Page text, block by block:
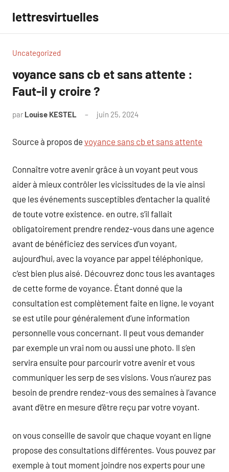
contenu
lettresvirtuelles
Uncategorized
voyance sans cb et sans attente :
Faut-il y croire ?
par Louise KESTEL juin 25, 2024
Source à propos de voyance sans cb et sans attente
Connaître votre avenir grâce à un voyant peut vous
aider à mieux contrôler les vicissitudes de la vie ainsi
que les événements susceptibles d’entacher la qualité
de toute votre existence. en outre, s’il fallait
obligatoirement prendre rendez-vous dans une agence
avant de bénéficiez des services d’un voyant,
aujourd’hui, avec la voyance par appel téléphonique,
c’est bien plus aisé. Découvrez donc tous les avantages
de cette forme de voyance. Étant donné que la
consultation est complètement faite en ligne, le voyant
se est utile pour généralement d’une information
personnelle vous concernant. Il peut vous demander
par exemple un vrai nom ou aussi une photo. Il s’en
servira ensuite pour parcourir votre avenir et vous
communiquer les serp de ses visions. Vous n’aurez pas
besoin de prendre rendez-vous des semaines à l’avance
avant d’être en mesure d’être reçu par votre voyant.
on vous conseille de savoir que chaque voyant en ligne
propose des consultations différentes. Vous pouvez par
exemple à tout moment joindre nos experts pour une